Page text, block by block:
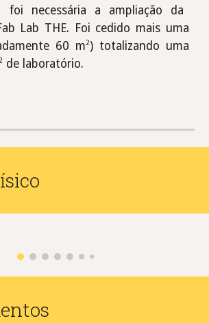
foi necessária a ampliação da
Lab TH E. Foi cedido mais uma
60 m2) totalizando uma
2 de laboratório.